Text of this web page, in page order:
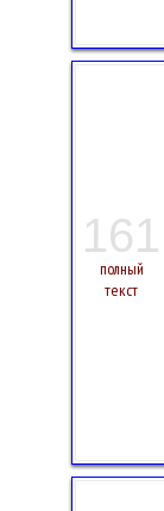
161
полный
текст